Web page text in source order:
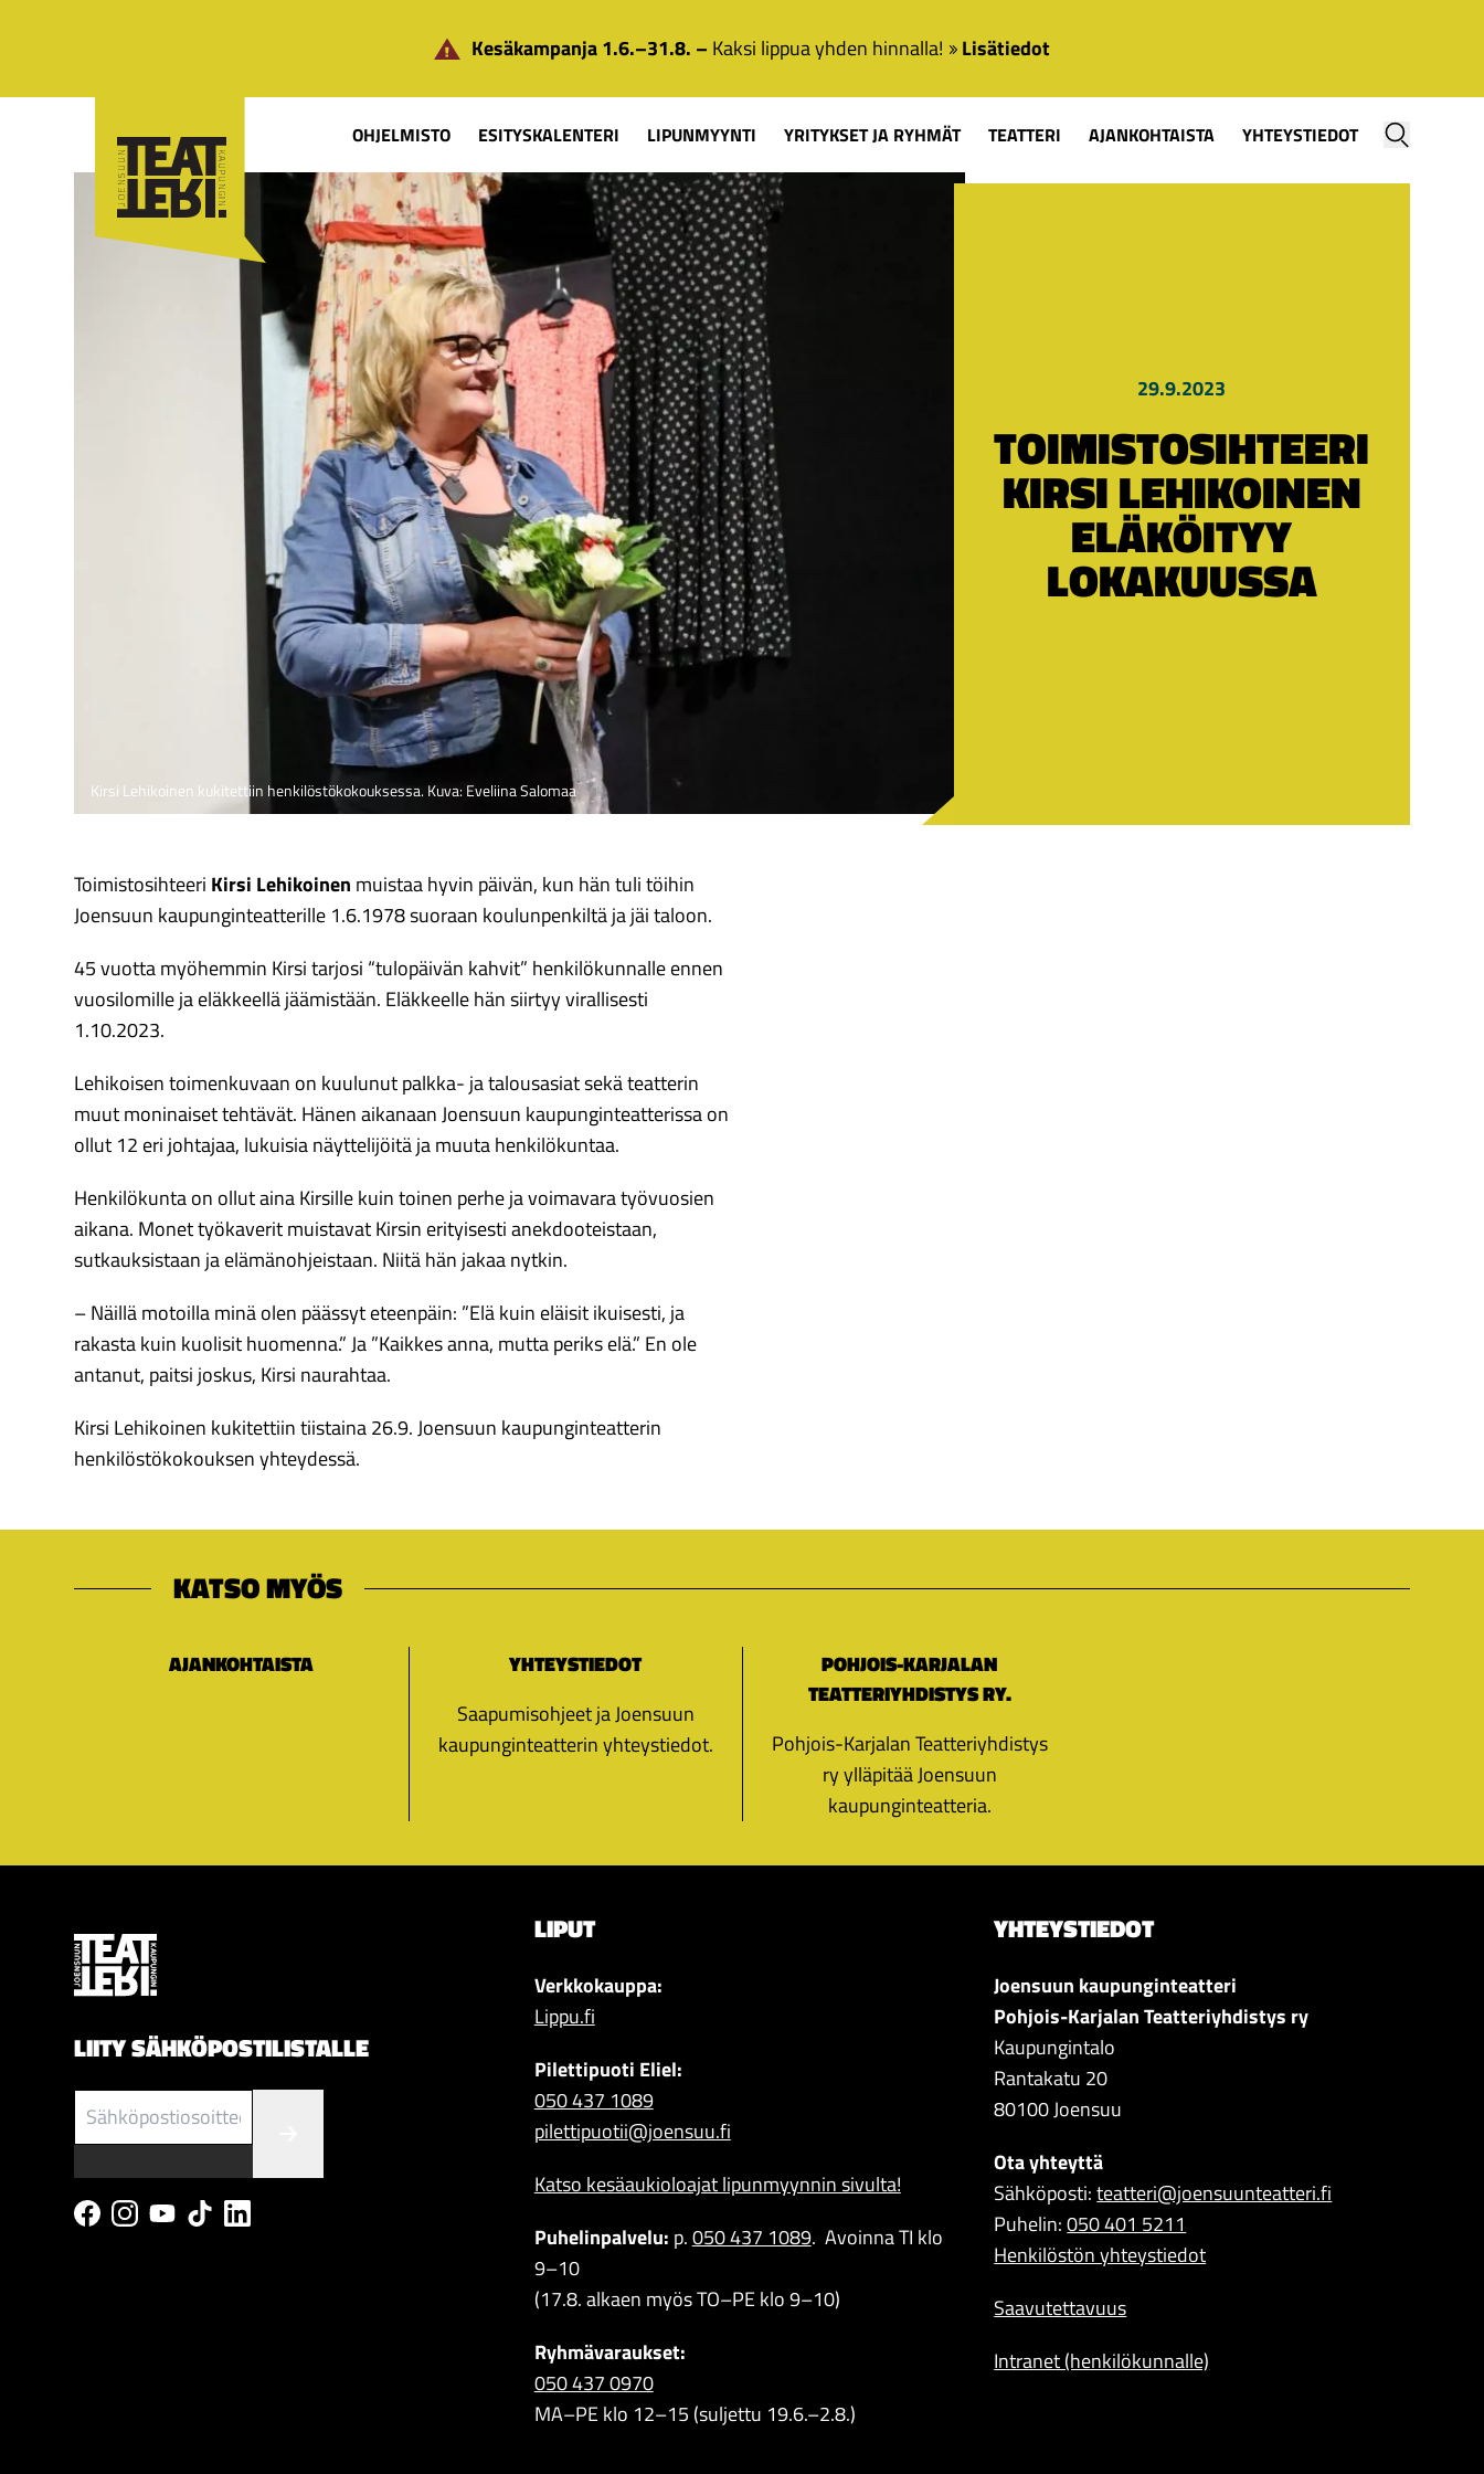
Kesäkampanja 1.6.–31.8. – Kaksi lippua yhden hinnalla! Lisätiedot
OHJELMISTO ESITYSKALENTERI LIPUNMYYNTI YRITYKSET JA RYHMÄT TEATTERI AJANKOHTAISTA YHTEYSTIEDOT
Kirsi Lehikoinen kukitettiin henkilöstökokouksessa. Kuva: Eveliina Salomaa
29.9.2023
TOIMISTOSIHTEERI
KIRSI LEHIKOINEN
ELÄKÖITYY
LOKAKUUSSA
Toimistosihteeri Kirsi Lehikoinen muistaa hyvin päivän, kun hän tuli töihin
Joensuun kaupunginteatterille 1.6.1978 suoraan koulunpenkiltä ja jäi taloon.
45 vuotta myöhemmin Kirsi tarjosi “tulopäivän kahvit” henkilökunnalle ennen
vuosilomille ja eläkkeellä jäämistään. Eläkkeelle hän siirtyy virallisesti
1.10.2023.
Lehikoisen toimenkuvaan on kuulunut palkka- ja talousasiat sekä teatterin
muut moninaiset tehtävät. Hänen aikanaan Joensuun kaupunginteatterissa on
ollut 12 eri johtajaa, lukuisia näyttelijöitä ja muuta henkilökuntaa.
Henkilökunta on ollut aina Kirsille kuin toinen perhe ja voimavara työvuosien
aikana. Monet työkaverit muistavat Kirsin erityisesti anekdooteistaan,
sutkauksistaan ja elämänohjeistaan. Niitä hän jakaa nytkin.
– Näillä motoilla minä olen päässyt eteenpäin: ”Elä kuin eläisit ikuisesti, ja
rakasta kuin kuolisit huomenna.” Ja ”Kaikkes anna, mutta periks elä.” En ole
antanut, paitsi joskus, Kirsi naurahtaa.
Kirsi Lehikoinen kukitettiin tiistaina 26.9. Joensuun kaupunginteatterin
henkilöstökokouksen yhteydessä.
KATSO MYÖS
AJANKOHTAISTA
YHTEYSTIEDOT
Saapumisohjeet ja Joensuun
kaupunginteatterin yhteystiedot.
POHJOIS-KARJALAN
TEATTERIYHDISTYS RY.
Pohjois-Karjalan Teatteriyhdistys
ry ylläpitää Joensuun
kaupunginteatteria.
LIITY SÄHKÖPOSTILISTALLE
LIPUT
Verkkokauppa:
Lippu.fi
Pilettipuoti Eliel:
050 437 1089
pilettipuotii@joensuu.fi
Katso kesäaukioloajat lipunmyynnin sivulta!
Puhelinpalvelu: p.050 437 1089. Avoinna TI klo
9–10
(17.8. alkaen myös TO–PE klo 9–10)
Ryhmävaraukset:
050 437 0970
MA–PE klo 12–15 (suljettu 19.6.–2.8.)
YHTEYSTIEDOT
Joensuun kaupunginteatteri
Pohjois-Karjalan Teatteriyhdistys ry
Kaupungintalo
Rantakatu 20
80100 Joensuu
Ota yhteyttä
Sähköposti:teatteri@joensuunteatteri.fi
Puhelin:050 401 5211
Henkilöstön yhteystiedot
Saavutettavuus
Intranet (henkilökunnalle)